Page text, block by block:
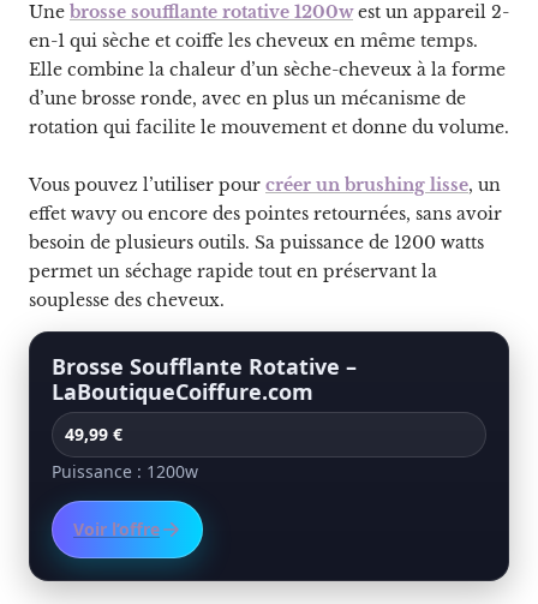
Une brosse soufflante rotative 1200west un appareil 2-
en-1 qui sèche et coiffe les cheveux en même temps.
Elle combine la chaleur d’un sèche-cheveux à la forme
d’une brosse ronde, avec en plus un mécanisme de
rotation qui facilite le mouvement et donne du volume.
Vous pouvez l’utiliser pour créer un brushing lisse, un
effet wavy ou encore des pointes retournées, sans avoir
besoin de plusieurs outils. Sa puissance de 1200 watts
permet un séchage rapide tout en préservant la
souplesse des cheveux.
Brosse Soufflante Rotative –
LaBoutiqueCoiffure.com
49,99 €
Puissance : 1200w
Voir l’offre